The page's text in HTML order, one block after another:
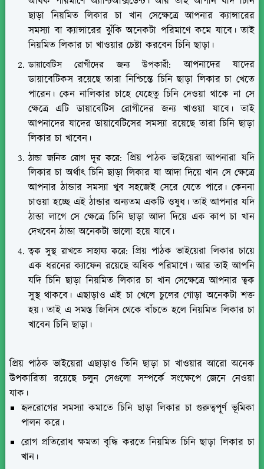
ছাড়া নিয়মিত লিকার চা খান সেক্ষেত্রে আপনার ক্যান্সারের
সমস্যা বা ক্যান্সারের ঝুঁকি অনেকটা পরিমাণে কমে যাবে। তাই
নিয়মিত লিকার চা খাওয়ার চেষ্টা করবেন চিনি ছাড়া।
ডায়াবেটিস রোগীদের জন্য উপকারী: আপনাদের যাদের
ডায়াবেটিকস রয়েছে তারা নিশ্চিন্তে চিনি ছাড়া লিকার চা খেতে
পারেন। কেন নালিকার চাহে যেহেতু চিনি দেওয়া থাকে না সে
ক্ষেত্রে এটি ডায়াবেটিস রোগীদের জন্য খাওয়া যাবে। তাই
আপনাদের যাদের ডায়াবেটিসের সমস্যা রয়েছে তারা চিনি ছাড়া
লিকার চা খাবেন।
ঠান্ডা জনিত রোগ দূর করে: প্রিয় পাঠক ভাইয়েরা আপনারা যদি
লিকার চা অর্থাৎ চিনি ছাড়া লিকার যা আদা দিয়ে খান সে ক্ষেত্রে
আপনার ঠান্ডার সমস্যা খুব সহজেই সেরে যেতে পারে। কেননা
চাওয়া হচ্ছে এই ঠান্ডার অন্যতম একটি ওষুধ। তাই আপনার যদি
ঠান্ডা লাগে সে ক্ষেত্রে চিনি ছাড়া আদা দিয়ে এক কাপ চা খান
দেখবেন ঠান্ডা অনেকটা ভালো হয়ে যাবে।
ত্বক সুস্থ রাখতে সাহায্য করে:প্রিয় পাঠক ভাইয়েরা লিকার চায়ে
এক ধরনের ক্যাফেন রয়েছে অধিক পরিমাণে। আর তাই আপনি
যদি চিনি ছাড়া নিয়মিত লিকার চা খান সেক্ষেত্রে আপনার ত্বক
সুস্থ থাকবে। এছাড়াও এই চা খেলে চুলের গোড়া অনেকটা শক্ত
হয়। তাই এ সমস্ত জিনিস থেকে বাঁচতে হলে নিয়মিত লিকার চা
খাবেন চিনি ছাড়া।
প্রিয় পাঠক ভাইয়েরা এছাড়াও তিনি ছাড়া চা খাওয়ার আরো অনেক
উপকারিতা রয়েছে চলুন সেগুলো সম্পর্কে সংক্ষেপে জেনে নেওয়া
যাক।
হৃদরোগের সমস্যা কমাতে চিনি ছাড়া লিকার চা গুরুত্বপূর্ণ ভূমিকা
পালন করে।
রোগ প্রতিরোধ ক্ষমতা বৃদ্ধি করতে নিয়মিত চিনি ছাড়া লিকার চা
খান।